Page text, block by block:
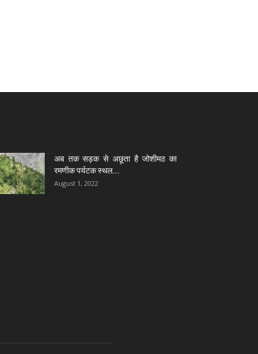
अब तक सड़क से अछूता है जोशीमठ का
रमणीक पर्यटक स्थल...
August 1, 2022